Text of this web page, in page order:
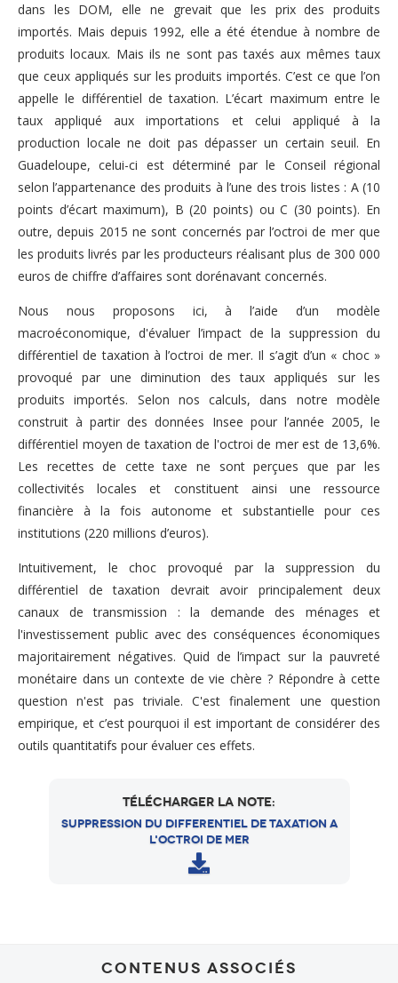
dans les DOM, elle ne grevait que les prix des produits
importés. Mais depuis 1992, elle a été étendue à nombre de
produits locaux. Mais ils ne sont pas taxés aux mêmes taux
que ceux appliqués sur les produits importés. C’est ce que l’on
appelle le différentiel de taxation. L’écart maximum entre le
taux appliqué aux importations et celui appliqué à la
production locale ne doit pas dépasser un certain seuil. En
Guadeloupe, celui-ci est déterminé par le Conseil régional
selon l’appartenance des produits à l’une des trois listes : A (10
points d’écart maximum), B (20 points) ou C (30 points). En
outre, depuis 2015 ne sont concernés par l’octroi de mer que
les produits livrés par les producteurs réalisant plus de 300 000
euros de chiffre d’affaires sont dorénavant concernés.
Nous nous proposons ici, à l’aide d’un modèle
macroéconomique, d'évaluer l’impact de la suppression du
différentiel de taxation à l’octroi de mer. Il s’agit d’un « choc »
provoqué par une diminution des taux appliqués sur les
produits importés. Selon nos calculs, dans notre modèle
construit à partir des données Insee pour l’année 2005, le
différentiel moyen de taxation de l'octroi de mer est de 13,6%.
Les recettes de cette taxe ne sont perçues que par les
collectivités locales et constituent ainsi une ressource
financière à la fois autonome et substantielle pour ces
institutions (220 millions d’euros).
Intuitivement, le choc provoqué par la suppression du
différentiel de taxation devrait avoir principalement deux
canaux de transmission : la demande des ménages et
l'investissement public avec des conséquences économiques
majoritairement négatives. Quid de l’impact sur la pauvreté
monétaire dans un contexte de vie chère ? Répondre à cette
question n'est pas triviale. C'est finalement une question
empirique, et c’est pourquoi il est important de considérer des
outils quantitatifs pour évaluer ces effets.
D
Suppression du differentiel de taxation a
l'octroi de mer
Contenus associés